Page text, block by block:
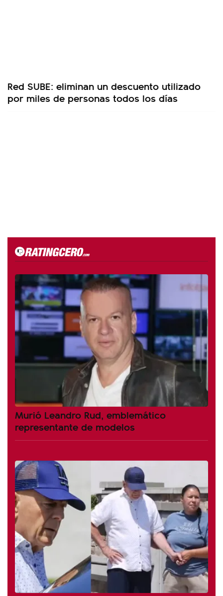
Red SUBE: eliminan un descuento utilizado
por miles de personas todos los días
Murió Leandro Rud, emblemático
representante de modelos